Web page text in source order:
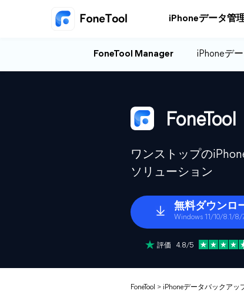
iPhoneデータ管
FoneTool Manager iPhoneデ
FoneTool
ワンストップの
ソリューション
無料ダウンロ
Windows 11/10/8.1/8/
評価 4.8/5
FoneTool > iPhoneデータバックアッ